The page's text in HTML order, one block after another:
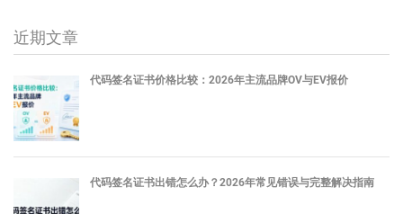
近期文章
代码签名证书价格比较：2026年主流品牌OV与EV报价
代码签名证书出错怎么办？2026年常见错误与完整解决指南